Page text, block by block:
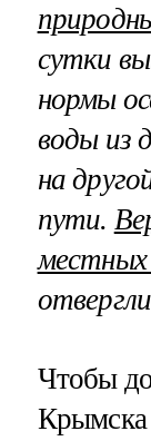
сутки
нормы
воды из
на
пути.
местных
Чтобы
Крымска